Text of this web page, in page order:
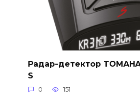
Радар-детектор
S
0 151